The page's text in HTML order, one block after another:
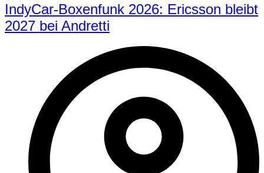
IndyCar-Boxenfunk 2026: Ericsson bleibt
2027 bei Andretti